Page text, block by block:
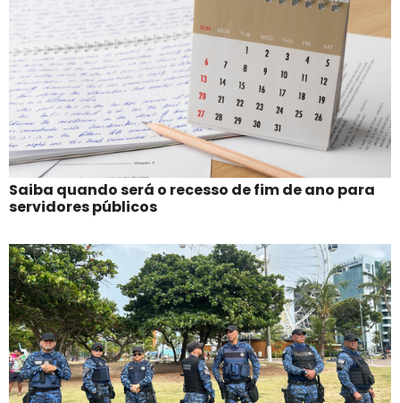
Saiba quando será o recesso de fim de ano para
servidores públicos